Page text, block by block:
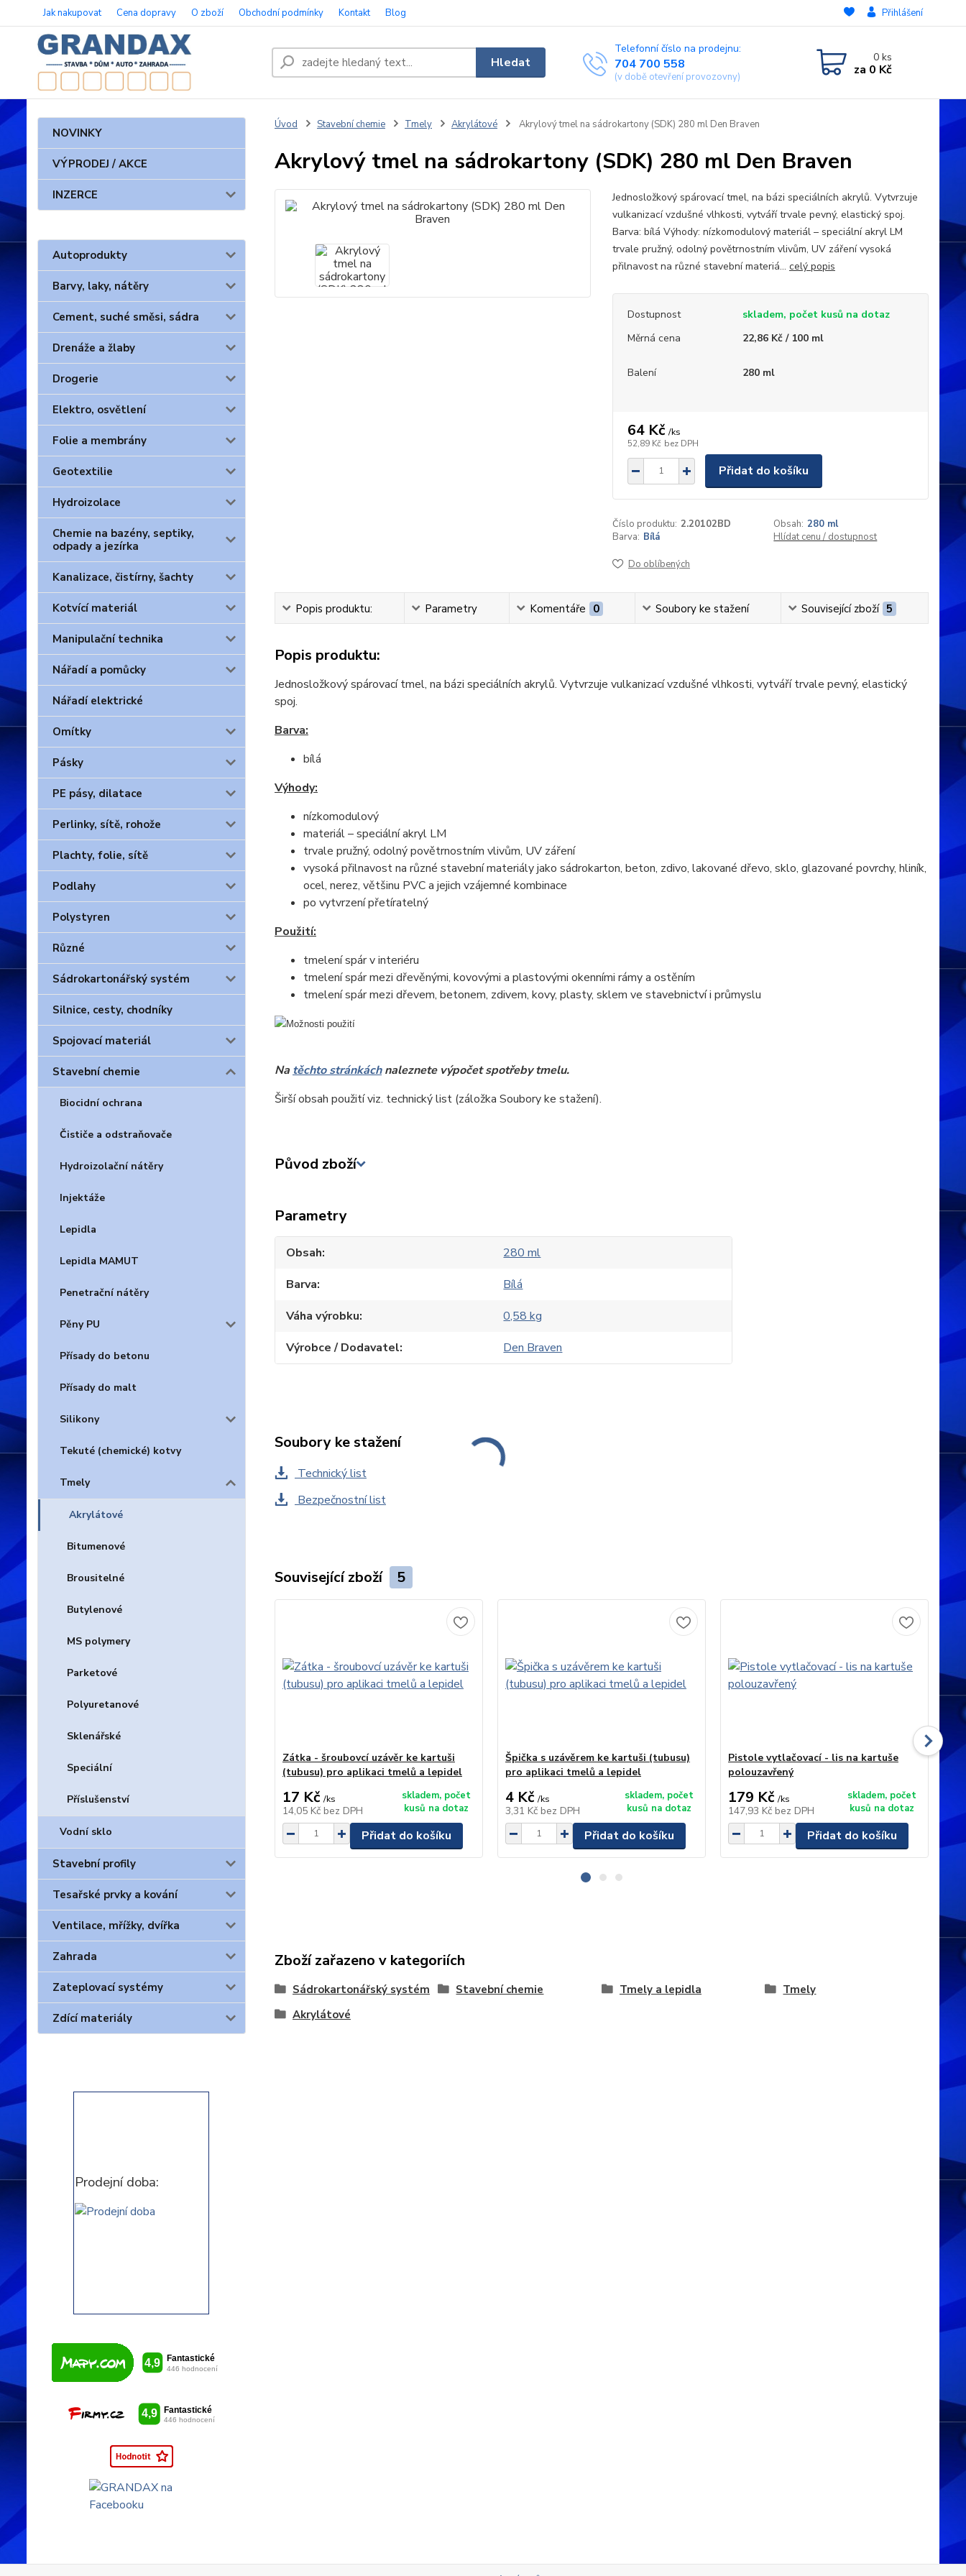
Jak nakupovat Cena dopravy O zboží Obchodní podmínky Kontakt Blog Přihlášení
Hledat
Telefonní číslo na prodejnu:
704 700 558
(v době otevření provozovny)
0ks
za 0 Kč
NOVINKY
VÝPRODEJ / AKCE
INZERCE
Autoprodukty
Barvy, laky, nátěry
Cement, suché směsi, sádra
Drenáže a žlaby
Drogerie
Elektro, osvětlení
Folie a membrány
Geotextilie
Hydroizolace
Chemie na bazény, septiky,
odpady a jezírka
Kanalizace, čistírny, šachty
Kotvící materiál
Manipulační technika
Nářadí a pomůcky
Nářadí elektrické
Omítky
Pásky
PE pásy, dilatace
Perlinky, sítě, rohože
Plachty, folie, sítě
Podlahy
Polystyren
Různé
Sádrokartonářský systém
Silnice, cesty, chodníky
Spojovací materiál
Stavební chemie
Biocidní ochrana
Čističe a odstraňovače
Hydroizolační nátěry
Injektáže
Lepidla
Lepidla MAMUT
Penetrační nátěry
Pěny PU
Přísady do betonu
Přísady do malt
Silikony
Tekuté (chemické) kotvy
Tmely
Akrylátové
Bitumenové
Brousitelné
Butylenové
MS polymery
Parketové
Polyuretanové
Sklenářské
Speciální
Příslušenství
Vodní sklo
Stavební profily
Tesařské prvky a kování
Ventilace, mřížky, dvířka
Zahrada
Zateplovací systémy
Zdící materiály
Prodejní doba:
Úvod Stavební chemie Tmely Akrylátové Akrylový tmel na sádrokartony (SDK) 280 ml Den Braven
Akrylový tmel na sádrokartony (SDK) 280 ml Den Braven
Jednosložkový spárovací tmel, na bázi speciálních akrylů. Vytvrzuje
vulkanizací vzdušné vlhkosti, vytváří trvale pevný, elastický spoj.
Barva: bílá Výhody: nízkomodulový materiál – speciální akryl LM
trvale pružný, odolný povětrnostním vlivům, UV záření vysoká
přilnavost na různé stavební materiá... celý popis
Dostupnost
skladem, počet kusů na dotaz
Měrná cena
22,86 Kč / 100 ml
Balení 280 ml
64 Kč /ks
52,89 Kč bez DPH
Přidat do košíku
Číslo produktu: 2.20102BD Obsah: 280 ml
Barva: Bílá Hlídat cenu / dostupnost
Do oblíbených
Popis produktu: Parametry Komentáře 0 Soubory ke stažení Související zboží 5
Popis produktu:
Jednosložkový spárovací tmel, na bázi speciálních akrylů. Vytvrzuje vulkanizací vzdušné vlhkosti, vytváří trvale pevný, elastický
spoj.
Barva:
bílá
Výhody:
nízkomodulový
materiál – speciální akryl LM
trvale pružný, odolný povětrnostním vlivům, UV záření
vysoká přilnavost na různé stavební materiály jako sádrokarton, beton, zdivo, lakované dřevo, sklo, glazované povrchy, hliník,
ocel, nerez, většinu PVC a jejich vzájemné kombinace
po vytvrzení přetíratelný
Použití:
tmelení spár v interiéru
tmelení spár mezi dřevěnými, kovovými a plastovými okenními rámy a ostěním
tmelení spár mezi dřevem, betonem, zdivem, kovy, plasty, sklem ve stavebnictví i průmyslu
Na těchto stránkáchnaleznete výpočet spotřeby tmelu.
Širší obsah použití viz. technický list (záložka Soubory ke stažení).
Původ zboží
Parametry
Obsah
280 ml
Barva
Bílá
Váha výrobku
0,58 kg
Výrobce / Dodavatel
Den Braven
Soubory ke stažení
Technický list
Bezpečnostní list
Související zboží 5
Zátka - šroubovcí uzávěr ke kartuši
(tubusu) pro aplikaci tmelů a lepidel
17 Kč /ks
14,05 Kč bez DPH
skladem, počet
kusů na dotaz
Přidat do košíku
Špička s uzávěrem ke kartuši (tubusu)
pro aplikaci tmelů a lepidel
4 Kč /ks
3,31 Kč bez DPH
skladem, počet
kusů na dotaz
Přidat do košíku
Pistole vytlačovací - lis na kartuše
polouzavřený
179 Kč /ks
147,93 Kč bez DPH
skladem, počet
kusů na dotaz
Přidat do košíku
Zboží zařazeno v kategoriích
Sádrokartonářský systém Stavební chemie Tmely a lepidla
Tmely
Akrylátové